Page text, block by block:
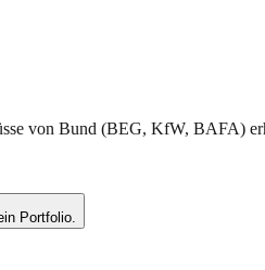
von Bund (BEG, KfW, BAFA)
Portfolio.